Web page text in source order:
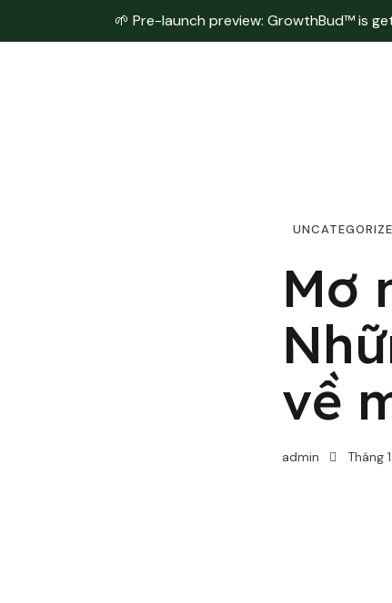
🌱 Pre-launch preview: GrowthBud™ is
Mơ
về
admin Tháng